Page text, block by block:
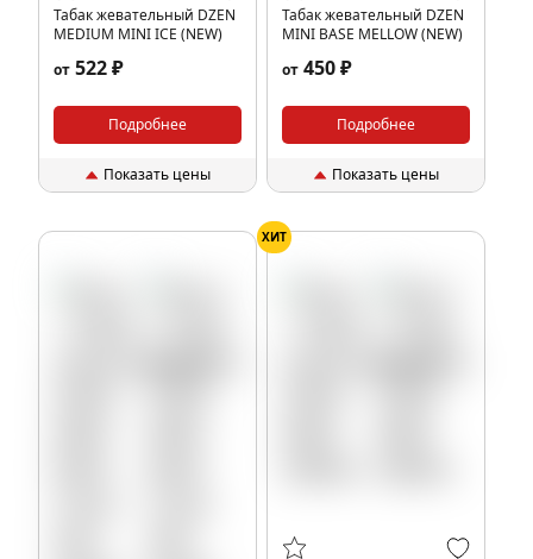
Табак жевательный DZEN
MEDIUM MINI ICE (NEW)
от 522 ₽
Подробнее
Показать цены
Табак жевательный DZEN
MINI BASE MELLOW (NEW)
от 450 ₽
Подробнее
Показать цены
ХИТ